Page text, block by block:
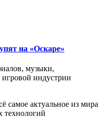
на «Оскаре»
музыки,
индустрии
самое актуальное из мира